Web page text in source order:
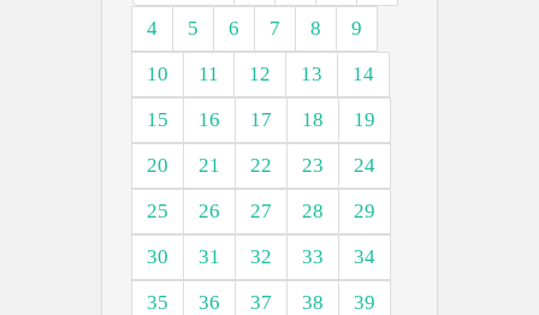
4
5 6 7 8
9
10
11 12 13
14
15
16 17 18
19
20
21 22 23
24
25
26 27 28
29
30
31 32 33
34
35
36 37 38
39